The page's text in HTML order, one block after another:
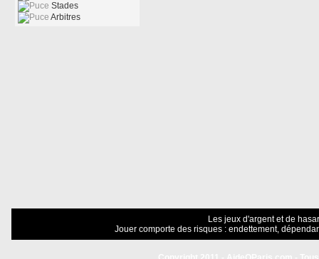
Stades
Arbitres
Les jeux d'argent et de
Jouer comporte des risques : endettement,